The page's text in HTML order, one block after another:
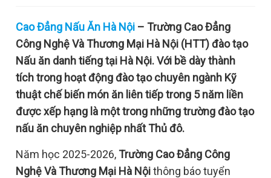
Cao Đẳng Nấu Ăn Hà Nội – Trường Cao Đẳng
Công Nghệ Và Thương Mại Hà Nội (HTT) đào tạo
Nấu ăn danh tiếng tại Hà Nội. Với bề dày thành
tích trong hoạt động đào tạo chuyên ngành Kỹ
thuật chế biến món ăn liên tiếp trong 5 năm liền
được xếp hạng là một trong những trường đào tạo
nấu ăn chuyên nghiệp nhất Thủ đô.
Năm học 2025-2026, Trường Cao Đẳng Công
Nghệ Và Thương Mại Hà Nộithông báo tuyển